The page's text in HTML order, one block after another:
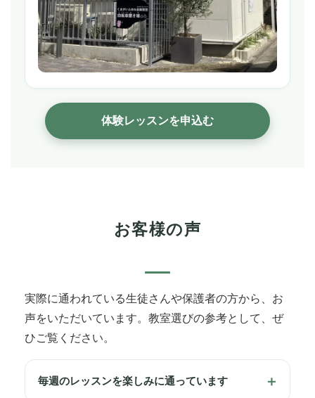
体験レッスンを申込む
お客様の声
実際に通われている生徒さんや保護者の方から、お
声をいただいています。教室選びの参考として、ぜ
ひご覧ください。
毎週のレッスンを楽しみに通っています